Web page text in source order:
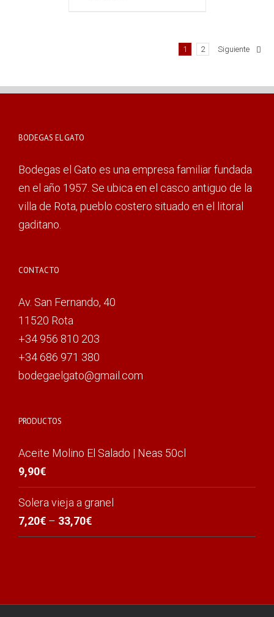
1 2 Siguiente
BODEGAS EL GATO
Bodegas el Gato es una empresa familiar fundada
en el año 1957. Se ubica en el casco antiguo de la
villa de Rota, pueblo costero situado en el litoral
gaditano.
CONTACTO
Av. San Fernando, 40
11520 Rota
+34 956 810 203
+34 686 971 380
bodegaelgato@gmail.com
PRODUCTOS
Aceite Molino El Salado | Neas 50cl
9,90€
Solera vieja a granel
7,20€ – 33,70€